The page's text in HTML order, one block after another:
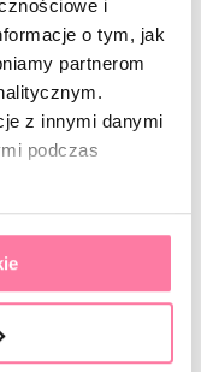
i
o tym, jak
partnerom
z innymi danymi
podczas
paznokcia.
a
brzegu
detale.
poprawek. Bez
kształtu.